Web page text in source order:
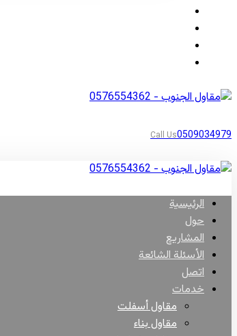
Call Us0509034979
الرئيسية
حول
المشاريع
الأسئلة الشائعة
اتصل
خدمات
مقاول أسفلت
مقاول بناء